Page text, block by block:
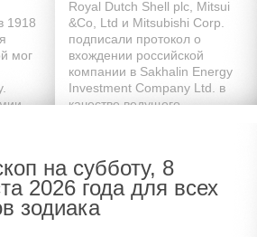
1918
мог
Royal Dutch Shell plc, Mitsui
&Co, Ltd и Mitsubishi Corp.
подписали протокол о
вхождении российской
компании в Sakhalin Energy
Investment Company Ltd. в
качестве ведущего
на субботу, 8
2026 года для всех
зодиака